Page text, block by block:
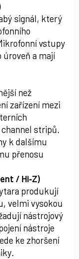
signál, který
vstupy
a mají
než
zařízení mezi
stripů.
k dalšímu
přenosu
/ Hi‑Z)
produkují
velmi vysokou
nástrojový
nástroje
ke zhoršení